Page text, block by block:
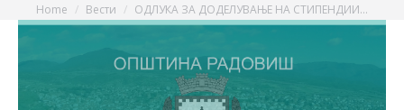
You are here:
Home Вести ОДЛУКА ЗА ДОДЕЛУВАЊЕ НА СТИПЕНДИИ…